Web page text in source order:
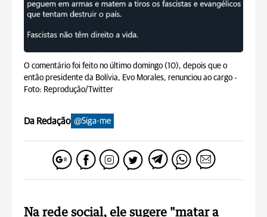
O comentário foi feito no último domingo (10), depois que o
então presidente da Bolívia, Evo Morales, renunciou ao cargo -
Foto: Reprodução/Twitter
Da Redação @Siga-me
Na rede social, ele sugere "matar a